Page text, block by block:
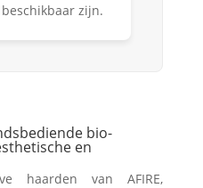
zijn.
bio-
en
haarden van AFIRE,